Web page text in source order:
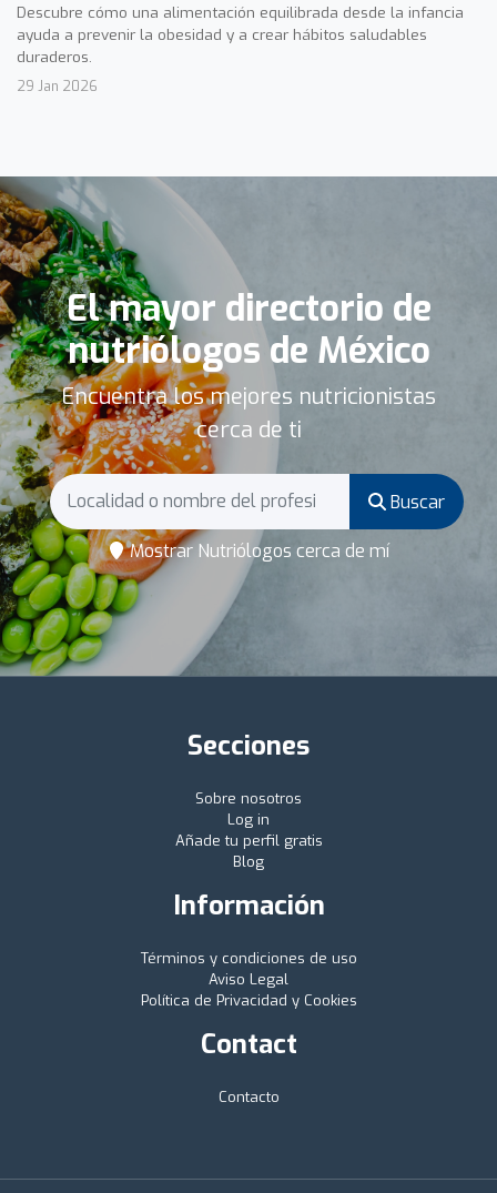
Descubre cómo una alimentación equilibrada desde la infancia
ayuda a prevenir la obesidad y a crear hábitos saludables
duraderos.
29 Jan 2026
El mayor directorio de
nutriólogos de México
Encuentra los mejores nutricionistas
cerca de ti
Buscar
Mostrar Nutriólogos cerca de mí
Secciones
Sobre nosotros
Log in
Añade tu perfil gratis
Blog
Información
Términos y condiciones de uso
Aviso Legal
Política de Privacidad y Cookies
Contact
Contacto